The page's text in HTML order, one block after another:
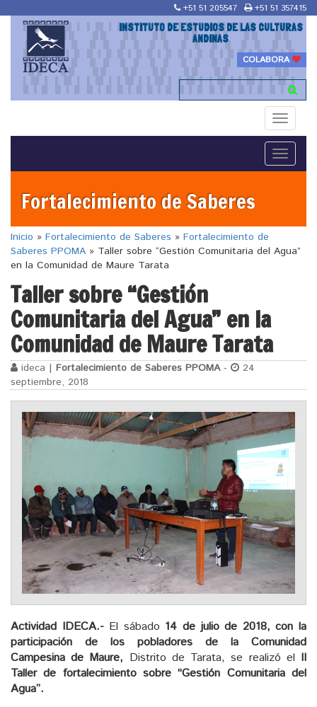
+51 51 205547 +51 51 357415
INSTITUTO DE ESTUDIOS DE LAS CULTURAS
ANDINAS
COLABORA
Toggle
Toggle
Fortalecimiento de Saberes
Inicio » Fortalecimiento de Saberes » Fortalecimiento de
Saberes PPOMA » Taller sobre “Gestión Comunitaria del Agua”
en la Comunidad de Maure Tarata
Taller sobre “Gestión
Comunitaria del Agua” en la
Comunidad de Maure Tarata
ideca | Fortalecimiento de Saberes PPOMA-
24
septiembre, 2018
Actividad IDECA.-El sábado 14 de julio de 2018, con la
participación de los pobladores de la Comunidad
Campesina de Maure, Distrito de Tarata, se realizó el II
Taller de fortalecimiento sobre “Gestión Comunitaria del
Agua”.